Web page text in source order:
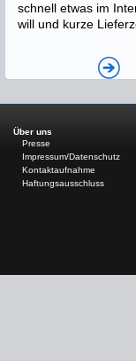
schnell etwas im
will und kurze
Über uns
Presse
Impressum/Datenschutz
Kontaktaufnahme
Haftungsausschluss